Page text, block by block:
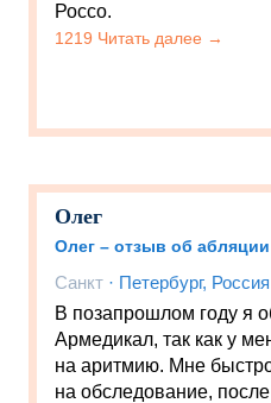
Россо.
1219 Читать далее →
Олег
Олег – отзыв об
Санкт · Петербург, Россия
В позапрошлом году я
Армедикал, так как у
на аритмию. Мне
на обследование,